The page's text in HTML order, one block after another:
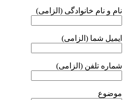
نام و نام خانوادگی (الزامی)
ایمیل شما (الزامی)
شماره تلفن (الزامی)
موضوع